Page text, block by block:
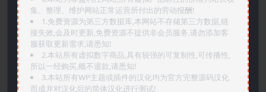
集、整理、维护网站正常运营所付出的劳动报酬!
1.免费资源为第三方数据库,本网站不存储第三方数据,链
接失效,会及时更新,免费资源不提供非会员服务,请勿添加客
服获取更新需求,请悉知!
2.本站所有虚拟数字商品,具有较强的可复制性,可传播性,
所以一经购买,概不退款,请悉知!
3.本站所有WP主题或插件的汉化均为官方完整源码汉化
而成并对汉化后的简体汉化进行测试!